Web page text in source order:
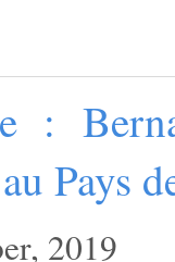
:
Pays
2019